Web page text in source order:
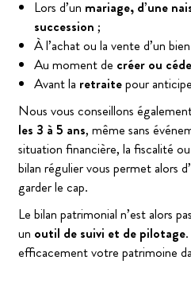
Lors d’un mariage, d’une
succession ;
À l’achat ou la vente d’un
Au moment de créer ou
Avant la retraitepour
Nous vous conseillons
les 3 à 5 ans, même sans
situation financière, la fiscalité
bilan régulier vous permet alors
garder le cap.
Le bilan patrimonial n’est alors
un outil de suivi et de pilotage.
efficacement votre patrimoine